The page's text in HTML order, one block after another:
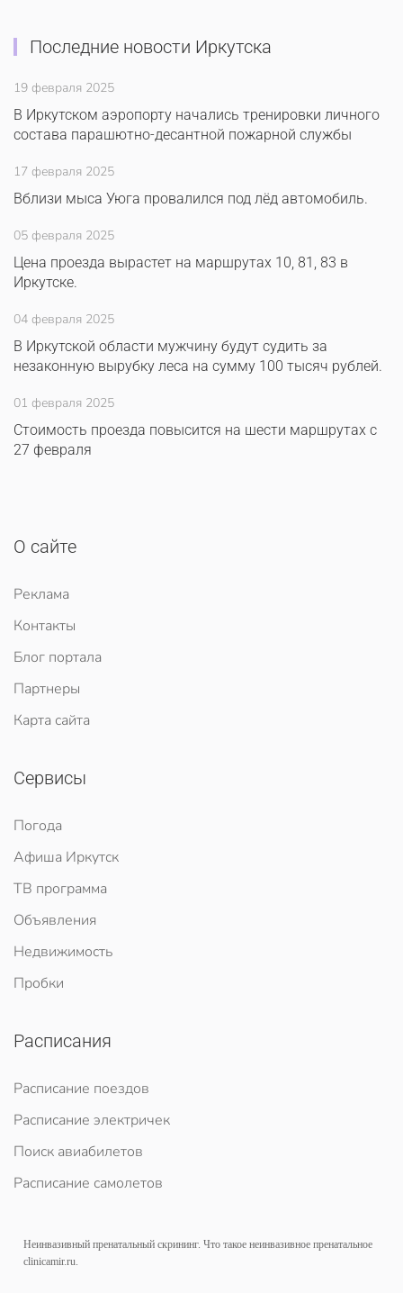
Последние новости Иркутска
19 февраля 2025
В Иркутском аэропорту начались тренировки личного
состава парашютно-десантной пожарной службы
17 февраля 2025
Вблизи мыса Уюга провалился под лёд автомобиль.
05 февраля 2025
Цена проезда вырастет на маршрутах 10, 81, 83 в
Иркутске.
04 февраля 2025
В Иркутской области мужчину будут судить за
незаконную вырубку леса на сумму 100 тысяч рублей.
01 февраля 2025
Стоимость проезда повысится на шести маршрутах с
27 февраля
О сайте
Реклама
Контакты
Блог портала
Партнеры
Карта сайта
Сервисы
Погода
Афиша Иркутск
ТВ программа
Объявления
Недвижимость
Пробки
Расписания
Расписание поездов
Расписание электричек
Поиск авиабилетов
Расписание самолетов
Неинвазивный пренатальный скрининг. Что такое неинвазивное пренатальное
clinicamir.ru